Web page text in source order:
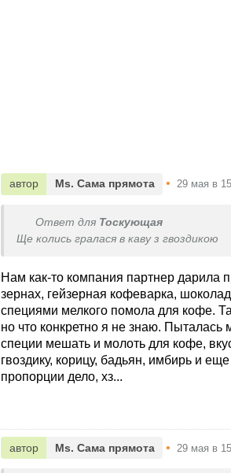
автор Ms. Сама прямота • 29 мая в
Ответ для Тоскующая
Ще колись гралася в каву з гвоздикою
Нам как-то компания партнер дарила
зернах, гейзерная кофеварка,
специями мелкого помола для кофе.
но что конкретно я не знаю. Пыталась
специи мешать и молоть для кофе,
гвоздику, корицу, бадьян, имбирь и
пропорции дело, хз...
автор Ms. Сама прямота • 29 мая в